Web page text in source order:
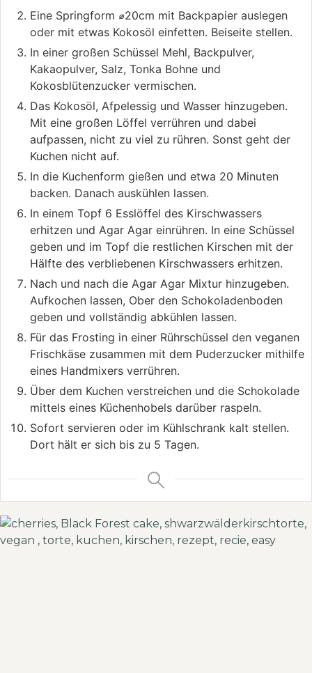
Eine Springform ⌀20cm mit Backpapier auslegen
oder mit etwas Kokosöl einfetten. Beiseite stellen.
In einer großen Schüssel Mehl, Backpulver,
Kakaopulver, Salz, Tonka Bohne und
Kokosblütenzucker vermischen.
Das Kokosöl, Afpelessig und Wasser hinzugeben.
Mit eine großen Löffel verrühren und dabei
aufpassen, nicht zu viel zu rühren. Sonst geht der
Kuchen nicht auf.
In die Kuchenform gießen und etwa 20 Minuten
backen. Danach auskühlen lassen.
In einem Topf 6 Esslöffel des Kirschwassers
erhitzen und Agar Agar einrühren. In eine Schüssel
geben und im Topf die restlichen Kirschen mit der
Hälfte des verbliebenen Kirschwassers erhitzen.
Nach und nach die Agar Agar Mixtur hinzugeben.
Aufkochen lassen, Ober den Schokoladenboden
geben und vollständig abkühlen lassen.
Für das Frosting in einer Rührschüssel den veganen
Frischkäse zusammen mit dem Puderzucker mithilfe
eines Handmixers verrühren.
Über dem Kuchen verstreichen und die Schokolade
mittels eines Küchenhobels darüber raspeln.
Sofort servieren oder im Kühlschrank kalt stellen.
Dort hält er sich bis zu 5 Tagen.